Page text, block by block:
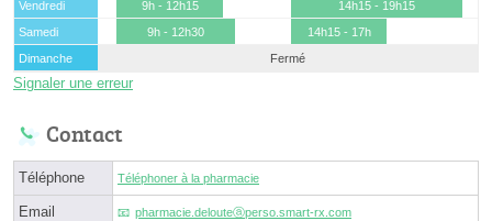
Vendredi
9h - 12h15
14h15 - 19h15
Samedi
9h - 12h30
14h15 - 17h
Dimanche
Fermé
Signaler une erreur
Contact
Téléphone Téléphoner à la pharmacie
Email pharmacie.delouteⓐperso.smart-rx.com